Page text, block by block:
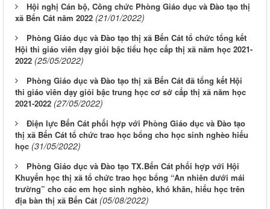
Hội nghị Cán bộ, Công chức Phòng Giáo dục và Đào tạo thị
xã Bến Cát năm 2022 (21/01/2022)
Phòng Giáo dục và Đào tạo thị xã Bến Cát tổ chức tổng kết
Hội thi giáo viên dạy giỏi bậc tiểu học cấp thị xã năm học 2021-
2022 (25/05/2022)
Phòng Giáo dục và Đào tạo thị xã Bến Cát đã tổng kết Hội
thi giáo viên dạy giỏi bậc trung học cơ sở cấp thị xã năm học
2021-2022 (27/05/2022)
Điện lực Bến Cát phối hợp với Phòng Giáo dục và Đào tạo
thị xã Bến Cát tổ chức trao học bổng cho học sinh nghèo hiếu
học (31/05/2022)
Phòng Giáo dục và Đào tạo TX.Bến Cát phối hợp với Hội
Khuyến học thị xã tổ chức trao học bổng “An nhiên dưới mái
trường” cho các em học sinh nghèo, khó khăn, hiếu học trên
địa bàn thị xã Bến Cát (05/08/2022)